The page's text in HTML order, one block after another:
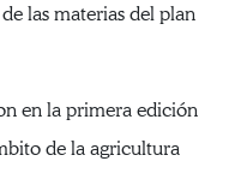
las materias del plan
en la primera edición
de la agricultura